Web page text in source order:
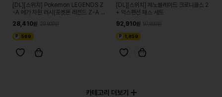
[DL][스위치] Pokemon LEGENDS Z
-A 메가 차원 러시(포켓몬 레전드 Z-A 메
28,410 29,900
569
[DL][스위치] 제노블레이드 크로니클스 2
+ 익스팬션 패스 세트
92,910
97,800
1,859
카테고리 더보기